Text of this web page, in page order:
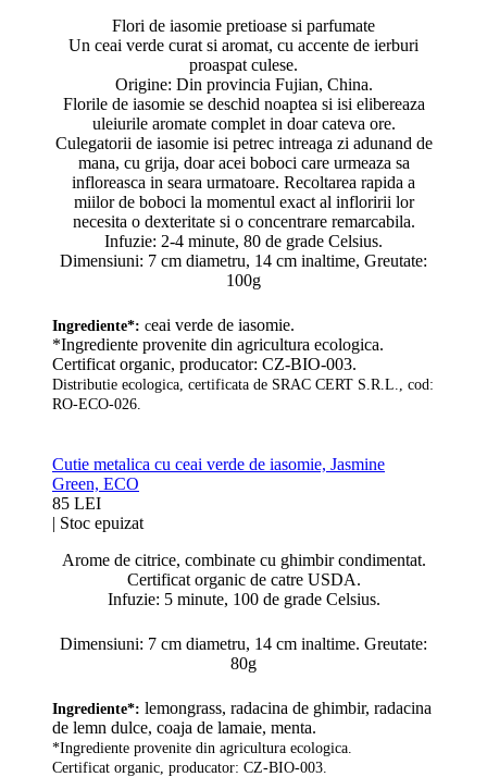
Flori de iasomie pretioase si parfumate
Un ceai verde curat si aromat, cu accente de ierburi
proaspat culese.
Origine: Din provincia Fujian, China.
Florile de iasomie se deschid noaptea si isi elibereaza
uleiurile aromate complet in doar cateva ore.
Culegatorii de iasomie isi petrec intreaga zi adunand de
mana, cu grija, doar acei boboci care urmeaza sa
infloreasca in seara urmatoare. Recoltarea rapida a
miilor de boboci la momentul exact al infloririi lor
necesita o dexteritate si o concentrare remarcabila.
Infuzie: 2-4 minute, 80 de grade Celsius.
Dimensiuni: 7 cm diametru, 14 cm inaltime, Greutate:
100g
Ingrediente*: ceai verde de iasomie.
*Ingrediente provenite din agricultura ecologica.
Certificat organic, producator: CZ-BIO-003.
Distributie ecologica, certificata de SRAC CERT S.R.L., cod:
RO-ECO-026.
Cutie metalica cu ceai verde de iasomie, Jasmine
Green, ECO
85 LEI
| Stoc epuizat
Arome de citrice, combinate cu ghimbir condimentat.
Certificat organic de catre USDA.
Infuzie: 5 minute, 100 de grade Celsius.
Dimensiuni: 7 cm diametru, 14 cm inaltime. Greutate:
80g
Ingrediente*: lemongrass, radacina de ghimbir, radacina
de lemn dulce, coaja de lamaie, menta.
*Ingrediente provenite din agricultura ecologica.
Certificat organic, producator: CZ-BIO-003.